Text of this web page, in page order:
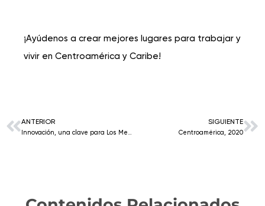
¡Ayúdenos a crear mejores lugares para trabajar y
vivir en Centroamérica y Caribe!
ANTERIOR SIGUIENTE
Centroamérica, 2020